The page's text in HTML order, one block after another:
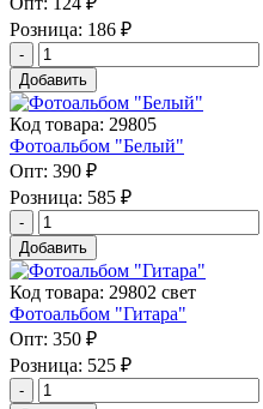
Розница: 186 ₽
Добавить
Код товара: 29805
Фотоальбом "Белый"
Опт: 390 ₽
Розница: 585 ₽
Добавить
Код товара: 29802 свет
Фотоальбом "Гитара"
Опт: 350 ₽
Розница: 525 ₽